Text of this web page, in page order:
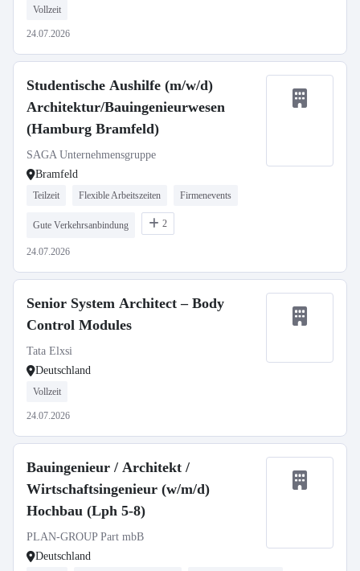
Vollzeit
24.07.2026
Studentische Aushilfe (m/w/d)
Architektur/Bauingenieurwesen
(Hamburg Bramfeld)
SAGA Unternehmensgruppe
Bramfeld
Teilzeit Flexible Arbeitszeiten Firmenevents
Gute Verkehrsanbindung 2
24.07.2026
Senior System Architect – Body
Control Modules
Tata Elxsi
Deutschland
Vollzeit
24.07.2026
Bauingenieur / Architekt /
Wirtschaftsingenieur (w/m/d)
Hochbau (Lph 5-8)
PLAN-GROUP Part mbB
Deutschland